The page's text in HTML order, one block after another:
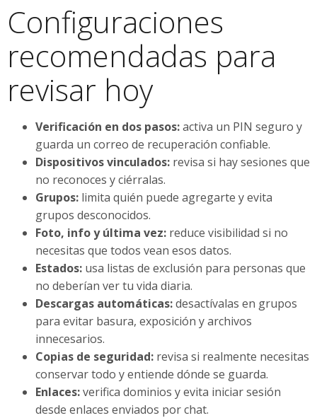
Configuraciones
recomendadas para
revisar hoy
Verificación en dos pasos:activa un PIN seguro y
guarda un correo de recuperación confiable.
Dispositivos vinculados: revisa si hay sesiones que
no reconoces y ciérralas.
Grupos: limita quién puede agregarte y evita
grupos desconocidos.
Foto, info y última vez: reduce visibilidad si no
necesitas que todos vean esos datos.
Estados: usa listas de exclusión para personas que
no deberían ver tu vida diaria.
Descargas automáticas:desactívalas en grupos
para evitar basura, exposición y archivos
innecesarios.
Copias de seguridad: revisa si realmente necesitas
conservar todo y entiende dónde se guarda.
Enlaces:verifica dominios y evita iniciar sesión
desde enlaces enviados por chat.